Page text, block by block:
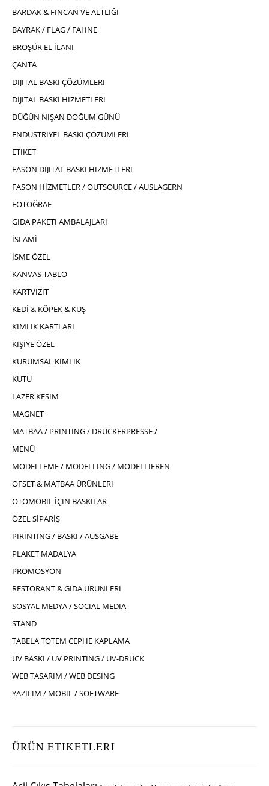
BARDAK & FINCAN VE ALTLIĞI
BAYRAK / FLAG / FAHNE
BROŞÜR EL İLANI
ÇANTA
DIJITAL BASKI ÇÖZÜMLERI
DIJITAL BASKI HIZMETLERI
DÜĞÜN NIŞAN DOĞUM GÜNÜ
ENDÜSTRIYEL BASKI ÇÖZÜMLERI
ETIKET
FASON DIJITAL BASKI HIZMETLERI
FASON HİZMETLER / OUTSOURCE / AUSLAGERN
FOTOĞRAF
GIDA PAKETI AMBALAJLARI
İSLAMİ
İSME ÖZEL
KANVAS TABLO
KARTVIZIT
KEDİ & KÖPEK & KUŞ
KIMLIK KARTLARI
KIŞIYE ÖZEL
KURUMSAL KIMLIK
KUTU
LAZER KESIM
MAGNET
MATBAA / PRINTING / DRUCKERPRESSE /
MENÜ
MODELLEME / MODELLING / MODELLIEREN
OFSET & MATBAA ÜRÜNLERI
OTOMOBIL İÇIN BASKILAR
ÖZEL SİPARİŞ
PIRINTING / BASKI / AUSGABE
PLAKET MADALYA
PROMOSYON
RESTORANT & GIDA ÜRÜNLERI
SOSYAL MEDYA / SOCIAL MEDIA
STAND
TABELA TOTEM CEPHE KAPLAMA
UV BASKI / UV PRINTING / UV-DRUCK
WEB TASARIM / WEB DESING
YAZILIM / MOBIL / SOFTWARE
ÜRÜN ETIKETLERI